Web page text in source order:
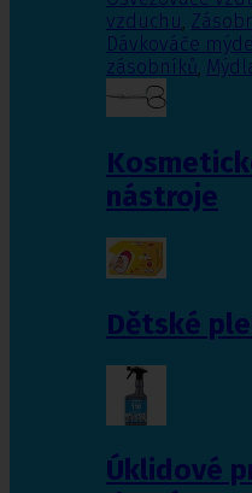
vzduchu,
Dávkováče
zásobníků,
nástroje
Dětské
Úklidové